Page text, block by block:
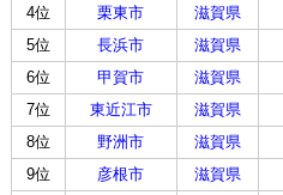
4位
栗東市 滋賀県
5位
長浜市 滋賀県
6位
甲賀市 滋賀県
7位
東近江市 滋賀県
8位
野洲市 滋賀県
9位
彦根市 滋賀県